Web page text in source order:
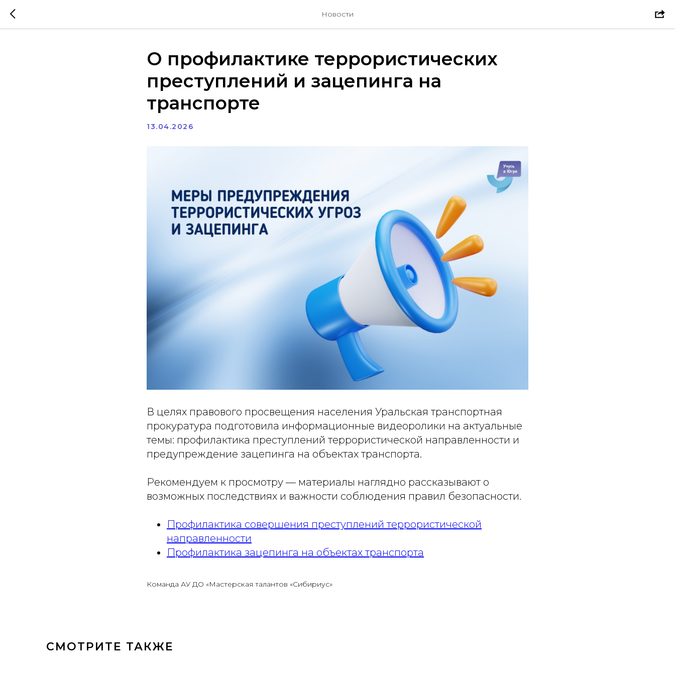
Новости
О профилактике террористических
преступлений и зацепинга на
транспорте
13.04.2026
В целях правового просвещения населения Уральская транспортная
прокуратура подготовила информационные видеоролики на актуальные
темы: профилактика преступлений террористической направленности и
предупреждение зацепинга на объектах транспорта.
Рекомендуем к просмотру — материалы наглядно рассказывают о
возможных последствиях и важности соблюдения правил безопасности.
Профилактика совершения преступлений террористической
направленности
Профилактика зацепинга на объектах транспорта
Команда АУ ДО «Мастерская талантов «Сибириус»
СМОТРИТЕ ТАКЖЕ